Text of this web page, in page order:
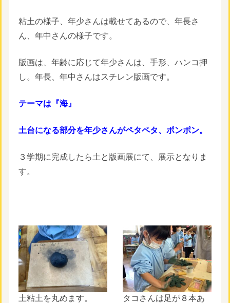
粘土の様子、年少さんは載せてあるので、年長さ
ん、年中さんの様子です。
版画は、年齢に応じて年少さんは、手形、ハンコ押
し。年長、年中さんはスチレン版画です。
テーマは『海』
土台になる部分を年少さんがペタペタ、ポンポン。
３学期に完成したら土と版画展にて、展示となりま
す。
土粘土を丸めます。
タコさんは足が８本あ